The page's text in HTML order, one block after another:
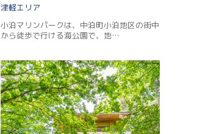
津軽
小泊マリンパークは、中泊町小泊地区の街中
から徒歩で行ける海公園で、地…